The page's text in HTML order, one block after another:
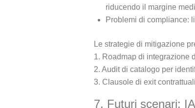
riducendo il margine
Problemi di compliance:
Le strategie di mitigazione
1. Roadmap di integrazione
2. Audit di catalogo per
3. Clausole di exit
7. Futuri scenari: